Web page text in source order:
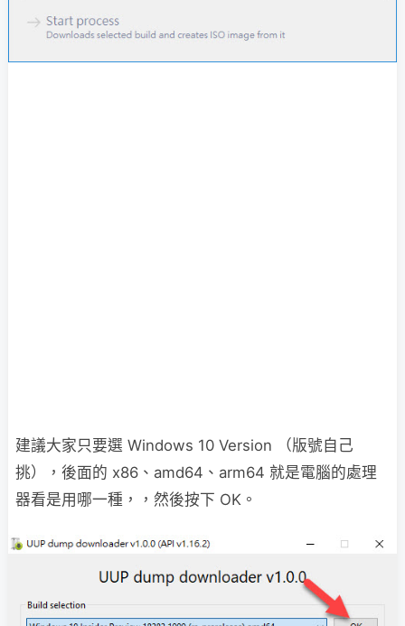
建議大家只要選 Windows 10 Version （版號自己
挑），後面的 x86、amd64、arm64 就是電腦的處理
器看是用哪一種，，然後按下 OK。